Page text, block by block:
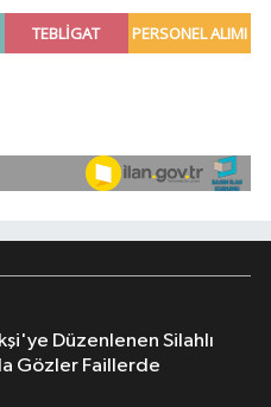
Silahlı
Gözler Faillerde